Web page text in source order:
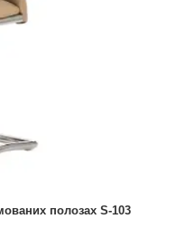
полозах S-103